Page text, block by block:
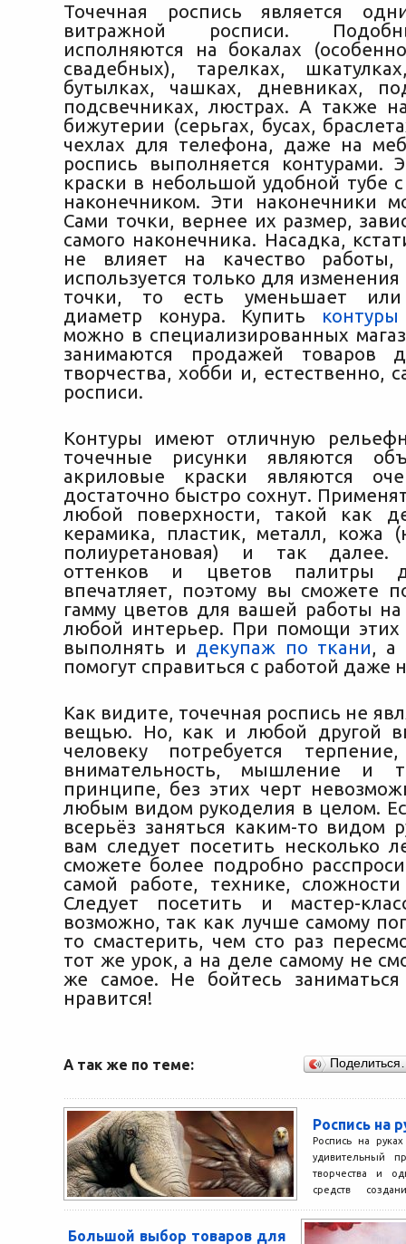
Точечная роспись является
витражной росписи.
исполняются на бокалах
свадебных), тарелках,
бутылках, чашках, дневниках,
подсвечниках, люстрах. А также
бижутерии (серьгах, бусах,
чехлах для телефона, даже на
роспись выполняется контурами.
краски в небольшой удобной тубе
наконечником. Эти наконечники
Сами точки, вернее их размер,
самого наконечника. Насадка,
не влияет на качество
используется только для
точки, то есть уменьшает или
диаметр конура. Купить
можно в специализированных
занимаются продажей товаров
творчества, хобби и, естественно,
росписи.
Контуры имеют отличную
точечные рисунки являются
акриловые краски являются
достаточно быстро сохнут.
любой поверхности, такой как
керамика, пластик, металл, кожа
полиуретановая) и так далее.
оттенков и цветов палитры
впечатляет, поэтому вы сможете
гамму цветов для вашей работы
любой интерьер. При помощи этих
выполнять и декупаж по ткани, а
помогут справиться с работой даже
Как видите, точечная роспись не
вещью. Но, как и любой другой
человеку потребуется терпение,
внимательность, мышление и
принципе, без этих черт
любым видом рукоделия в целом.
всерьёз заняться каким-то видом
вам следует посетить несколько
сможете более подробно
самой работе, технике,
Следует посетить и мастер-
возможно, так как лучше самому
то смастерить, чем сто раз
тот же урок, а на деле самому не
же самое. Не бойтесь
нравится!
А так же по теме:
Роспись на
Роспись на
удивительный
творчества и
средств
Большой выбор товаров для